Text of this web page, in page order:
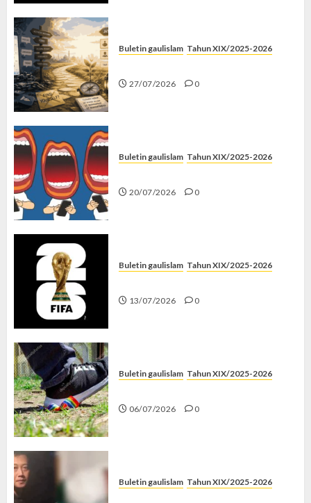
Buletin gaulislam Tahun XIX/2025-2026
27/07/2026 0
Buletin gaulislam Tahun XIX/2025-2026
20/07/2026 0
Buletin gaulislam Tahun XIX/2025-2026
13/07/2026 0
Buletin gaulislam Tahun XIX/2025-2026
06/07/2026 0
Buletin gaulislam Tahun XIX/2025-2026